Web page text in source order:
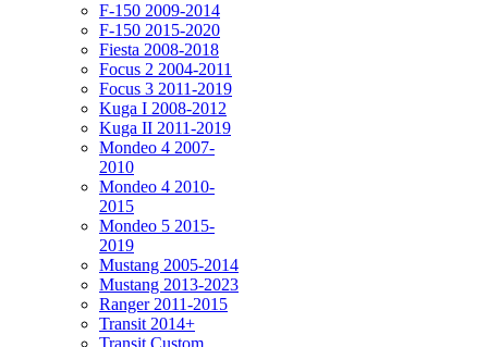
F-150 2009-2014
F-150 2015-2020
Fiesta 2008-2018
Focus 2 2004-2011
Focus 3 2011-2019
Kuga I 2008-2012
Kuga II 2011-2019
Mondeo 4 2007-
2010
Mondeo 4 2010-
2015
Mondeo 5 2015-
2019
Mustang 2005-2014
Mustang 2013-2023
Ranger 2011-2015
Transit 2014+
Transit Custom